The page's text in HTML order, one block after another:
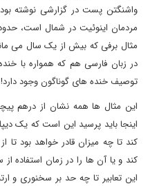
واشنگتن پست در گزارشی نوشته بود
مثال برفی که بیش از یک سال می
توصیف خنده های گوناگون وجود دارد!
این مثال ها همه نشان از درهم
اینجا باید پرسید این است که یک
کند تا چه میزان قادر خواهد بود تا
کند و یا آن ها را در زمان استفاده
این تعابیر تا چه حد بر سخنوری و